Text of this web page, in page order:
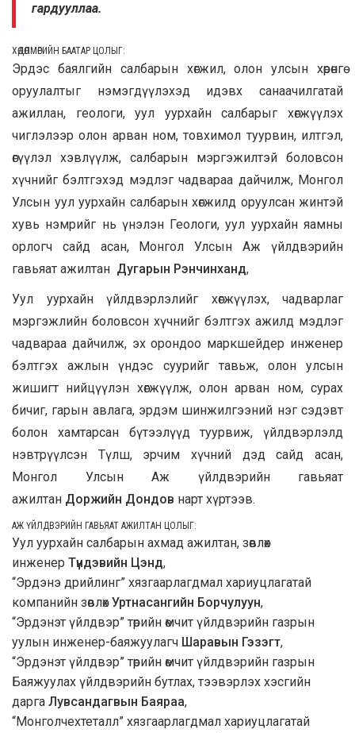
гардууллаа.
ХӨДӨЛМӨРИЙН БААТАР ЦОЛЫГ:
Эрдэс баялгийн салбарын хөгжил, олон улсын хөрөнгө
оруулалтыг нэмэгдүүлэхэд идэвх санаачилгатай
ажиллан, геологи, уул уурхайн салбарыг хөгжүүлэх
чиглэлээр олон арван ном, товхимол туурвин, илтгэл,
өгүүлэл хэвлүүлж, салбарын мэргэжилтэй боловсон
хүчнийг бэлтгэхэд мэдлэг чадвараа дайчилж, Монгол
Улсын уул уурхайн салбарын хөгжилд оруулсан жинтэй
хувь нэмрийг нь үнэлэн Геологи, уул уурхайн яамны
орлогч сайд асан, Монгол Улсын Аж үйлдвэрийн
гавьяат ажилтан Дугарын Рэнчинханд,
Уул уурхайн үйлдвэрлэлийг хөгжүүлэх, чадварлаг
мэргэжлийн боловсон хүчнийг бэлтгэх ажилд мэдлэг
чадвараа дайчилж, эх орондоо маркшейдер инженер
бэлтгэх ажлын үндэс суурийг тавьж, олон улсын
жишигт нийцүүлэн хөгжүүлж, олон арван ном, сурах
бичиг, гарын авлага, эрдэм шинжилгээний нэг сэдэвт
болон хамтарсан бүтээлүүд туурвиж, үйлдвэрлэлд
нэвтрүүлсэн Түлш, эрчим хүчний дэд сайд асан,
Монгол Улсын Аж үйлдвэрийн гавьяат
ажилтан Доржийн Дондов нарт хүртээв.
АЖ ҮЙЛДВЭРИЙН ГАВЬЯАТ АЖИЛТАН ЦОЛЫГ:
Уул уурхайн салбарын ахмад ажилтан, зөвлөх
инженер Түндэвийн Цэнд,
“Эрдэнэ дрийлинг” хязгаарлагдмал хариуцлагатай
компанийн зөвлөхУртнасангийн Борчулуун,
“Эрдэнэт үйлдвэр” төрийн өмчит үйлдвэрийн газрын
уулын инженер-баяжуулагч Шаравын Гэзэгт,
“Эрдэнэт үйлдвэр” төрийн өмчит үйлдвэрийн газрын
Баяжуулах үйлдвэрийн бутлах, тээвэрлэх хэсгийн
дарга Лувсандагвын Баяраа,
“Монголчехтеталл” хязгаарлагдмал хариуцлагатай